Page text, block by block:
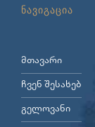
ნავიგაცია
მთავარი
ჩვენ შესახებ
გელოვანი